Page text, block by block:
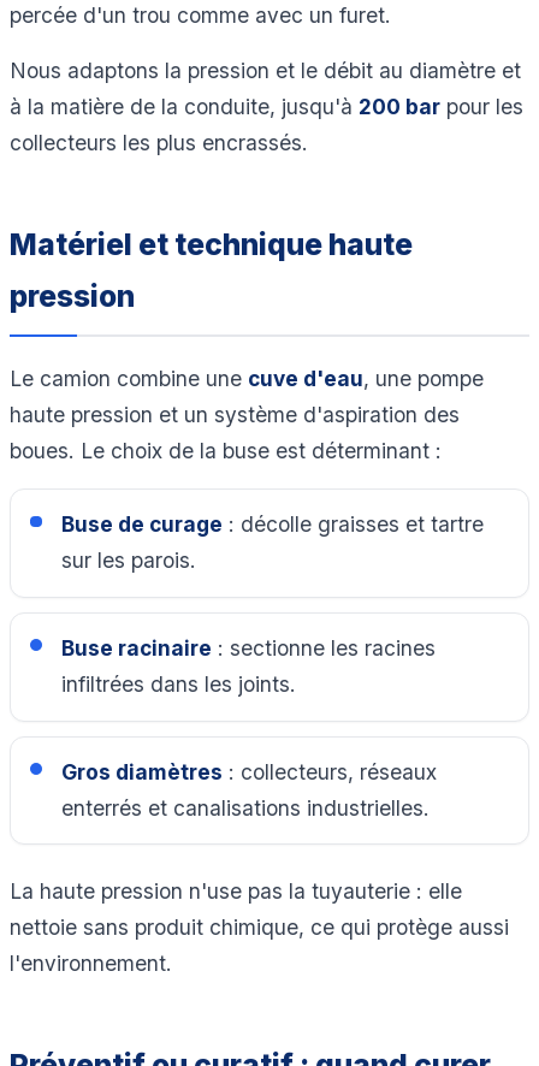
percée d'un trou comme avec un furet.
Nous adaptons la pression et le débit au diamètre et
à la matière de la conduite, jusqu'à 200 bar pour les
collecteurs les plus encrassés.
Matériel et technique haute
pression
Le camion combine une cuve d'eau, une pompe
haute pression et un système d'aspiration des
boues. Le choix de la buse est déterminant :
Buse de curage : décolle graisses et tartre
sur les parois.
Buse racinaire : sectionne les racines
infiltrées dans les joints.
Gros diamètres : collecteurs, réseaux
enterrés et canalisations industrielles.
La haute pression n'use pas la tuyauterie : elle
nettoie sans produit chimique, ce qui protège aussi
l'environnement.